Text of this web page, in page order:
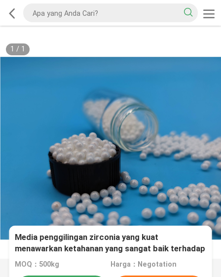
1 / 1
Media penggilingan zirconia yang kuat
menawarkan ketahanan yang sangat baik terhadap
abrasi dan serangan kimia di lingkungan
penggilingan yang keras
MOQ：500kg Harga：Negotation